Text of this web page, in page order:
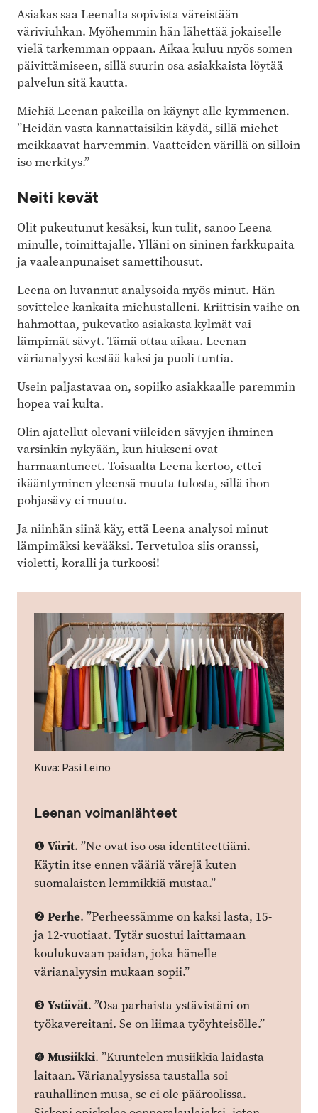
Asiakas saa Leenalta sopivista väreistään
väriviuhkan. Myöhemmin hän lähettää jokaiselle
vielä tarkemman oppaan. Aikaa kuluu myös somen
päivittämiseen, sillä suurin osa asiakkaista löytää
palvelun sitä kautta.
Miehiä Leenan pakeilla on käynyt alle kymmenen.
”Heidän vasta kannattaisikin käydä, sillä miehet
meikkaavat harvemmin. Vaatteiden värillä on silloin
iso merkitys.”
Neiti kevät
Olit pukeutunut kesäksi, kun tulit, sanoo Leena
minulle, toimittajalle. Ylläni on sininen farkkupaita
ja vaaleanpunaiset samettihousut.
Leena on luvannut analysoida myös minut. Hän
sovittelee kankaita miehustalleni. Kriittisin vaihe on
hahmottaa, pukevatko asiakasta kylmät vai
lämpimät sävyt. Tämä ottaa aikaa. Leenan
värianalyysi kestää kaksi ja puoli tuntia.
Usein paljastavaa on, sopiiko asiakkaalle paremmin
hopea vai kulta.
Olin ajatellut olevani viileiden sävyjen ihminen
varsinkin nykyään, kun hiukseni ovat
harmaantuneet. Toisaalta Leena kertoo, ettei
ikääntyminen yleensä muuta tulosta, sillä ihon
pohjasävy ei muutu.
Ja niinhän siinä käy, että Leena analysoi minut
lämpimäksi kevääksi. Tervetuloa siis oranssi,
violetti, koralli ja turkoosi!
Kuva: Pasi Leino
Leenan voimanlähteet
❶ Värit. ”Ne ovat iso osa identiteettiäni.
Käytin itse ennen vääriä värejä kuten
suomalaisten lemmikkiä mustaa.”
❷ Perhe. ”Perheessämme on kaksi lasta, 15-
ja 12-vuotiaat. Tytär suostui laittamaan
koulukuvaan paidan, joka hänelle
värianalyysin mukaan sopii.”
❸ Ystävät. ”Osa parhaista ystävistäni on
työkavereitani. Se on liimaa työyhteisölle.”
❹ Musiikki. ”Kuuntelen musiikkia laidasta
laitaan. Värianalyysissa taustalla soi
rauhallinen musa, se ei ole pääroolissa.